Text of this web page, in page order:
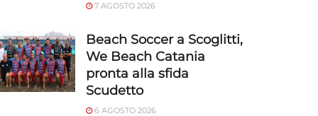
7 AGOSTO 2026
Beach Soccer a Scoglitti,
We Beach Catania
pronta alla sfida
Scudetto
6 AGOSTO 2026